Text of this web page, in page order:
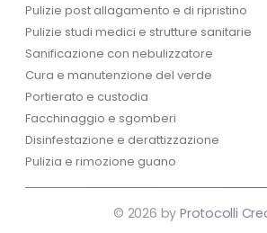
Pulizie post allagamento e di ripristino
Pulizie studi medici e strutture sanitarie
Sanificazione con nebulizzatore
Cura e manutenzione del verde
Portierato e custodia
Facchinaggio e sgomberi
Disinfestazione e derattizzazione
Pulizia e rimozione guano
© 2026 by Protocolli